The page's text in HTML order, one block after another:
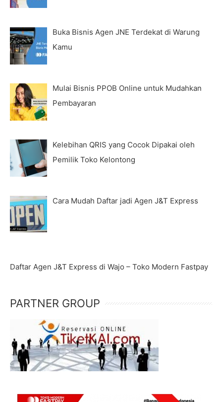
Buka Bisnis Agen JNE Terdekat di Warung
Kamu
Mulai Bisnis PPOB Online untuk Mudahkan
Pembayaran
Kelebihan QRIS yang Cocok Dipakai oleh
Pemilik Toko Kelontong
Cara Mudah Daftar jadi Agen J&T Express
Daftar Agen J&T Express di Wajo – Toko Modern Fastpay
PARTNER GROUP